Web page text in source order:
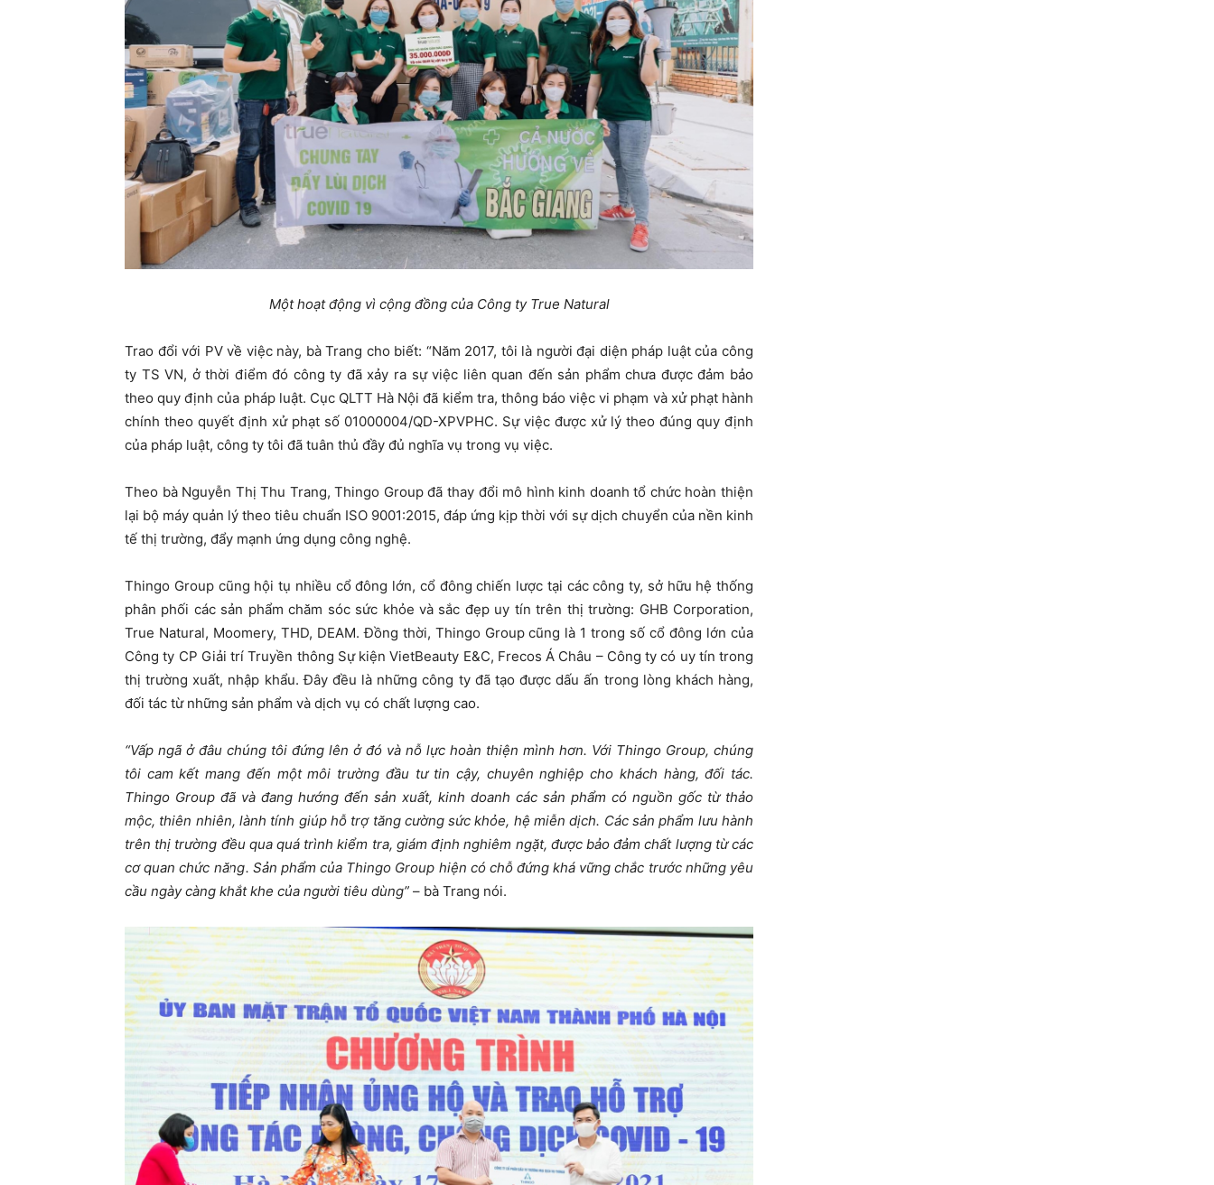
Một hoạt động vì cộng đồng của Công ty True Natural
Trao đổi với PV về việc này, bà Trang cho biết: “Năm 2017, tôi là người đại diện pháp luật của công
ty TS VN, ở thời điểm đó công ty đã xảy ra sự việc liên quan đến sản phẩm chưa được đảm bảo
theo quy định của pháp luật. Cục QLTT Hà Nội đã kiểm tra, thông báo việc vi phạm và xử phạt hành
chính theo quyết định xử phạt số 01000004/QD-XPVPHC. Sự việc được xử lý theo đúng quy định
của pháp luật, công ty tôi đã tuân thủ đầy đủ nghĩa vụ trong vụ việc.
Theo bà Nguyễn Thị Thu Trang, Thingo Group đã thay đổi mô hình kinh doanh tổ chức hoàn thiện
lại bộ máy quản lý theo tiêu chuẩn ISO 9001:2015, đáp ứng kịp thời với sự dịch chuyển của nền kinh
tế thị trường, đẩy mạnh ứng dụng công nghệ.
Thingo Group cũng hội tụ nhiều cổ đông lớn, cổ đông chiến lược tại các công ty, sở hữu hệ thống
phân phối các sản phẩm chăm sóc sức khỏe và sắc đẹp uy tín trên thị trường: GHB Corporation,
True Natural, Moomery, THD, DEAM. Đồng thời, Thingo Group cũng là 1 trong số cổ đông lớn của
Công ty CP Giải trí Truyền thông Sự kiện VietBeauty E&C, Frecos Á Châu – Công ty có uy tín trong
thị trường xuất, nhập khẩu. Đây đều là những công ty đã tạo được dấu ấn trong lòng khách hàng,
đối tác từ những sản phẩm và dịch vụ có chất lượng cao.
“Vấp ngã ở đâu chúng tôi đứng lên ở đó và nỗ lực hoàn thiện mình hơn. Với Thingo Group, chúng
tôi cam kết mang đến một môi trường đầu tư tin cậy, chuyên nghiệp cho khách hàng, đối tác.
Thingo Group đã và đang hướng đến sản xuất, kinh doanh các sản phẩm có nguồn gốc từ thảo
mộc, thiên nhiên, lành tính giúp hỗ trợ tăng cường sức khỏe, hệ miễn dịch. Các sản phẩm lưu hành
trên thị trường đều qua quá trình kiểm tra, giám định nghiêm ngặt, được bảo đảm chất lượng từ các
cơ quan chức năng. Sản phẩm của Thingo Group hiện có chỗ đứng khá vững chắc trước những yêu
cầu ngày càng khắt khe của người tiêu dùng” – bà Trang nói.